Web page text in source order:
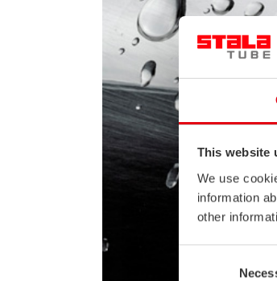
This website
We use
information
other